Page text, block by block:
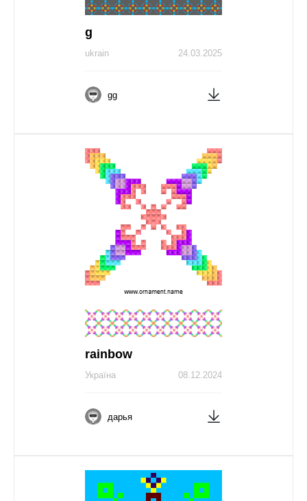
g
24.03.2025
ukrain
gg
rainbow
08.12.2024
Україна
дарья